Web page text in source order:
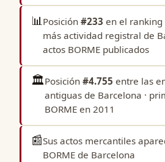
📊Posición #233 en el ranking
más actividad registral de
actos BORME publicados
🏛️Posición #4.755 entre las
antiguas de Barcelona ·
BORME en 2011
📰Sus actos mercantiles
BORME de Barcelona